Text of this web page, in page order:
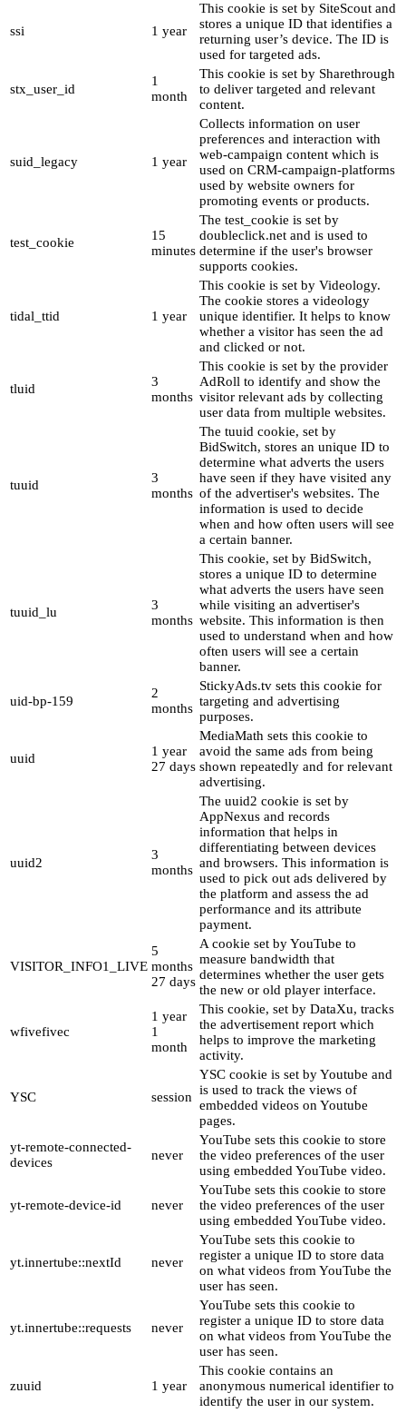
ssi 1 year
This cookie is set by SiteScout and
stores a unique ID that identifies a
returning user’s device. The ID is
used for targeted ads.
stx_user_id
1
month
This cookie is set by Sharethrough
to deliver targeted and relevant
content.
suid_legacy 1 year
Collects information on user
preferences and interaction with
web-campaign content which is
used on CRM-campaign-platforms
used by website owners for
promoting events or products.
test_cookie
15
minutes
The test_cookie is set by
doubleclick.net and is used to
determine if the user's browser
supports cookies.
tidal_ttid 1 year
This cookie is set by Videology.
The cookie stores a videology
unique identifier. It helps to know
whether a visitor has seen the ad
and clicked or not.
tluid
3
months
This cookie is set by the provider
AdRoll to identify and show the
visitor relevant ads by collecting
user data from multiple websites.
tuuid
3
months
The tuuid cookie, set by
BidSwitch, stores an unique ID to
determine what adverts the users
have seen if they have visited any
of the advertiser's websites. The
information is used to decide
when and how often users will see
a certain banner.
tuuid_lu
3
months
This cookie, set by BidSwitch,
stores a unique ID to determine
what adverts the users have seen
while visiting an advertiser's
website. This information is then
used to understand when and how
often users will see a certain
banner.
uid-bp-159
2
months
StickyAds.tv sets this cookie for
targeting and advertising
purposes.
uuid
1 year
27 days
MediaMath sets this cookie to
avoid the same ads from being
shown repeatedly and for relevant
advertising.
uuid2
3
months
The uuid2 cookie is set by
AppNexus and records
information that helps in
differentiating between devices
and browsers. This information is
used to pick out ads delivered by
the platform and assess the ad
performance and its attribute
payment.
VISITOR_INFO1_LIVE
5
months
27 days
A cookie set by YouTube to
measure bandwidth that
determines whether the user gets
the new or old player interface.
wfivefivec
1 year
1
month
This cookie, set by DataXu, tracks
the advertisement report which
helps to improve the marketing
activity.
YSC session
YSC cookie is set by Youtube and
is used to track the views of
embedded videos on Youtube
pages.
yt-remote-connected-
devices
never
YouTube sets this cookie to store
the video preferences of the user
using embedded YouTube video.
yt-remote-device-id never
YouTube sets this cookie to store
the video preferences of the user
using embedded YouTube video.
yt.innertube::nextId never
YouTube sets this cookie to
register a unique ID to store data
on what videos from YouTube the
user has seen.
yt.innertube::requests never
YouTube sets this cookie to
register a unique ID to store data
on what videos from YouTube the
user has seen.
zuuid 1 year
This cookie contains an
anonymous numerical identifier to
identify the user in our system.